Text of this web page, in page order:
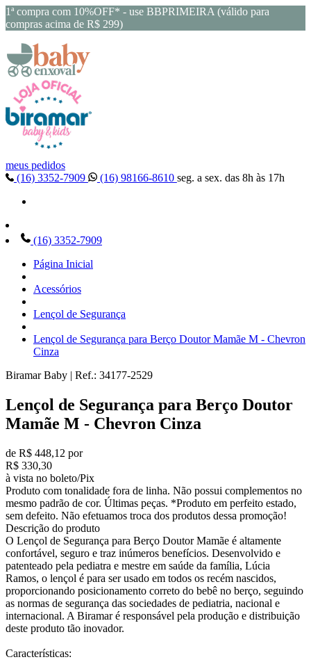
1ª compra com 10%OFF* - use BBPRIMEIRA (válido para
compras acima de R$ 299)
meus pedidos
(16) 3352-7909
(16) 98166-8610 seg. a sex. das 8h às 17h
(16) 3352-7909
Página Inicial
Acessórios
Lençol de Segurança
Lençol de Segurança para Berço Doutor Mamãe M - Chevron
Cinza
Biramar Baby | Ref.: 34177-2529
Lençol de Segurança para Berço Doutor
Mamãe M - Chevron Cinza
de R$ 448,12 por
R$ 330,30
à vista no boleto/Pix
Produto com tonalidade fora de linha. Não possui complementos no
mesmo padrão de cor. Últimas peças. *Produto em perfeito estado,
sem defeito. Não efetuamos troca dos produtos dessa promoção!
Descrição do produto
O Lençol de Segurança para Berço Doutor Mamãe é altamente
confortável, seguro e traz inúmeros benefícios. Desenvolvido e
patenteado pela pediatra e mestre em saúde da família, Lúcia
Ramos, o lençol é para ser usado em todos os recém nascidos,
proporcionando posicionamento correto do bebê no berço, seguindo
as normas de segurança das sociedades de pediatria, nacional e
internacional. A Biramar é responsável pela produção e distribuição
deste produto tão inovador.
Características: